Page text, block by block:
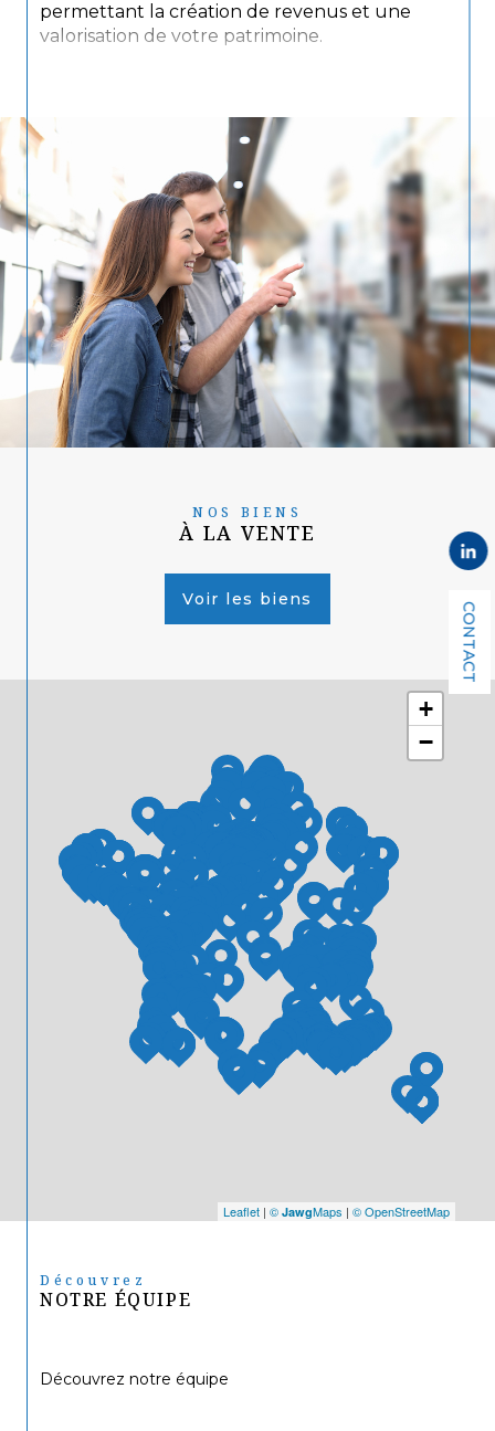
CONTACT
permettant la création de revenus et une
valorisation de votre patrimoine.
+
−
Leaflet | © JawgMaps | © OpenStreetMap
NOS BIENS
À LA VENTE
Voir les biens
Découvrez
NOTRE ÉQUIPE
Découvrez notre équipe